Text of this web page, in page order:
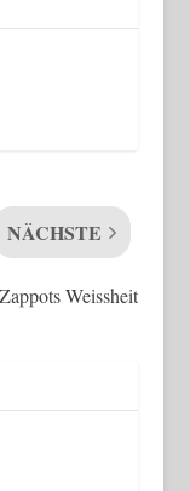
NÄCHSTE
Zappots Weissheit